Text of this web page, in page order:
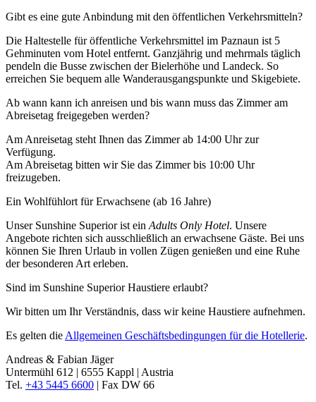
Gibt es eine gute Anbindung mit den öffentlichen Verkehrsmitteln?
Die Haltestelle für öffentliche Verkehrsmittel im Paznaun ist 5
Gehminuten vom Hotel entfernt. Ganzjährig und mehrmals täglich
pendeln die Busse zwischen der Bielerhöhe und Landeck. So
erreichen Sie bequem alle Wanderausgangspunkte und Skigebiete.
Ab wann kann ich anreisen und bis wann muss das Zimmer am
Abreisetag freigegeben werden?
Am Anreisetag steht Ihnen das Zimmer ab 14:00 Uhr zur
Verfügung.
Am Abreisetag bitten wir Sie das Zimmer bis 10:00 Uhr
freizugeben.
Ein Wohlfühlort für Erwachsene (ab 16 Jahre)
Unser Sunshine Superior ist ein Adults Only Hotel. Unsere
Angebote richten sich ausschließlich an erwachsene Gäste. Bei uns
können Sie Ihren Urlaub in vollen Zügen genießen und eine Ruhe
der besonderen Art erleben.
Sind im Sunshine Superior Haustiere erlaubt?
Wir bitten um Ihr Verständnis, dass wir keine Haustiere aufnehmen.
Es gelten die Allgemeinen Geschäftsbedingungen für die Hotellerie.
Andreas & Fabian Jäger
Untermühl 612 | 6555 Kappl | Austria
Tel. +43 5445 6600 | Fax DW 66